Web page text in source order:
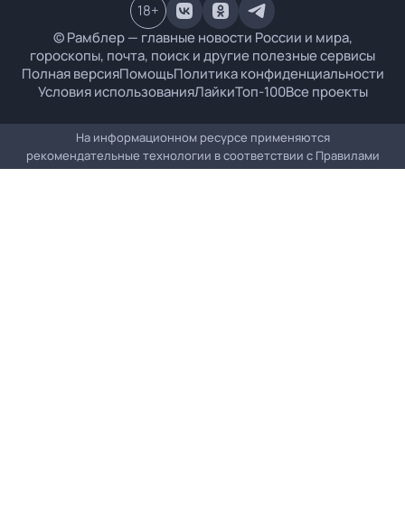
© Рамблер — главные новости России и мира,
гороскопы, почта, поиск и другие полезные сервисы
Полная версияПомощьПолитика конфиденциальности
Условия использованияЛайкиТоп-100Все проекты
18+
На информационном ресурсе применяются
рекомендательные технологии в соответствии с Правилами